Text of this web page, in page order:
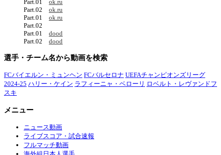
Part.01 ok.ru
Part.02 ok.ru
Part.01 ok.ru
Part.02
Part.01 dood
Part.02 dood
選手・チーム名から動画を検索
FCバイエルン・ミュンヘン FCバルセロナ UEFAチャンピオンズリーグ
2024-25 ハリー・ケイン ラフィーニャ・ベローリ ロベルト・レヴァンドフ
スキ
メニュー
ニュース動画
ライブスコア・試合速報
フルマッチ動画